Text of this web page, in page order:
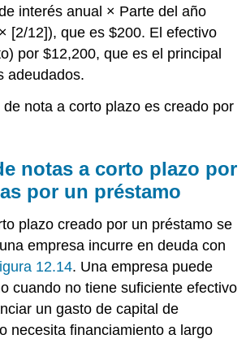
interés anual × Parte del año
[2/12]), que es $200. El efectivo
por $12,200, que es el principal
adeudados.
nota a corto plazo es creado por
notas a corto plazo por
por un préstamo
plazo creado por un préstamo se
empresa incurre en deuda con
12.14. Una empresa puede
cuando no tiene suficiente efectivo
un gasto de capital de
necesita financiamiento a largo